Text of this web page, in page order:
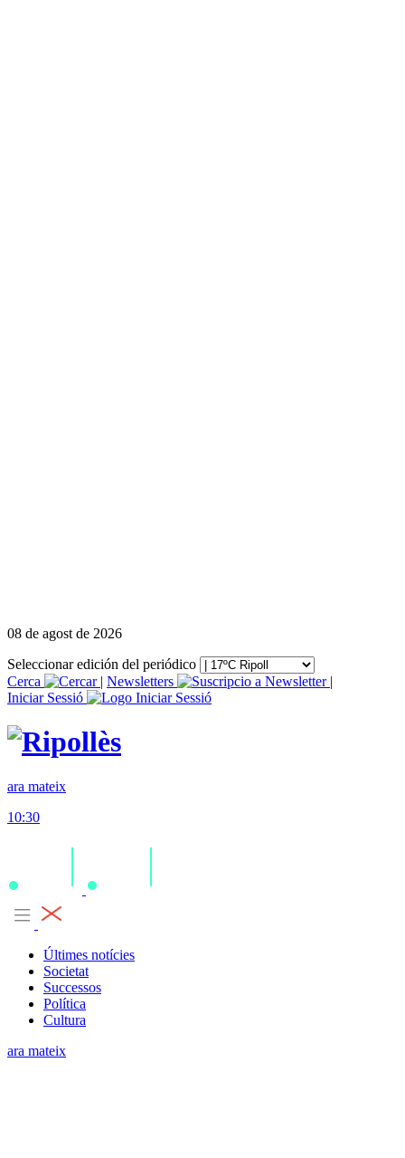
08 de agost de 2026
Seleccionar edición del periódico
Cerca
| Newsletters
|
Iniciar Sessió
ara mateix
10:30
Últimes notícies
Societat
Successos
Política
Cultura
ara mateix